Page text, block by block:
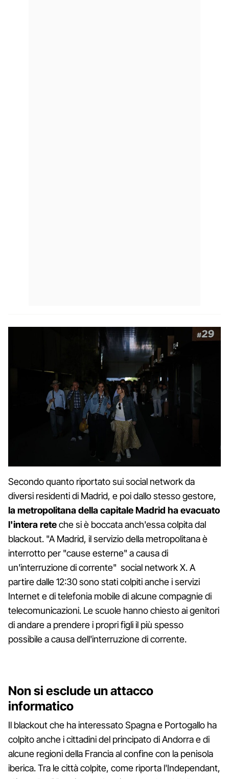
Secondo quanto riportato sui social network da
diversi residenti di Madrid, e poi dallo stesso gestore,
la metropolitana della capitale Madrid ha evacuato
l'intera reteche si è boccata anch'essa colpita dal
blackout. "A Madrid, il servizio della metropolitana è
interrotto per "cause esterne" a causa di
un'interruzione di corrente" social network X. A
partire dalle 12:30 sono stati colpiti anche i servizi
Internet e di telefonia mobile di alcune compagnie di
telecomunicazioni. Le scuole hanno chiesto ai genitori
di andare a prendere i propri figli il ​​più spesso
possibile a causa dell'interruzione di corrente.
Non si esclude un attacco
informatico
Il blackout che ha interessato Spagna e Portogallo ha
colpito anche i cittadini del principato di Andorra e di
alcune regioni della Francia al confine con la penisola
iberica. Tra le città colpite, come riporta l'Independant,